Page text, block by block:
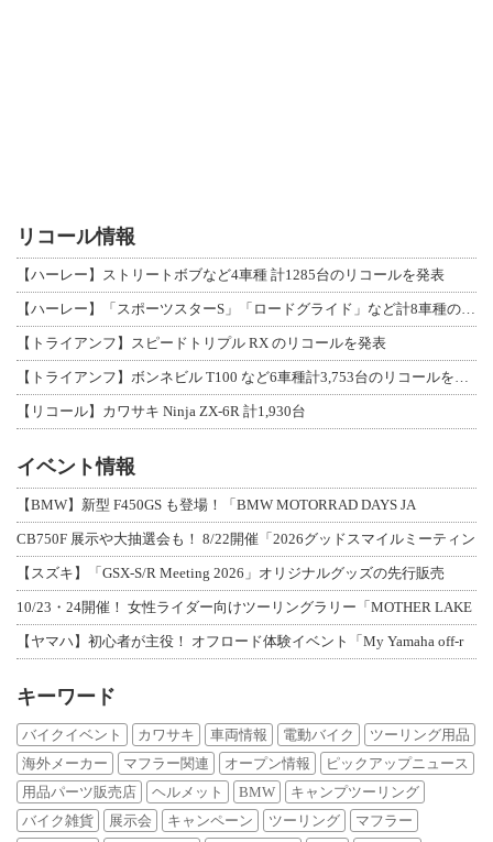
リコール情報
【ハーレー】ストリートボブなど4車種 計1285台のリコールを発表
【ハーレー】「スポーツスターS」「ロードグライド」など計8車種のリコールを発表
【トライアンフ】スピードトリプル RX のリコールを発表
【トライアンフ】ボンネビル T100 など6車種計3,753台のリコールを発表
【リコール】カワサキ Ninja ZX-6R 計1,930台
イベント情報
【BMW】新型 F450GS も登場！「BMW MOTORRAD DAYS JA
CB750F 展示や大抽選会も！ 8/22開催「2026グッドスマイルミーティン
【スズキ】「GSX-S/R Meeting 2026」オリジナルグッズの先行販売
10/23・24開催！ 女性ライダー向けツーリングラリー「MOTHER LAKE
【ヤマハ】初心者が主役！ オフロード体験イベント「My Yamaha off-r
キーワード
バイクイベント カワサキ 車両情報 電動バイク
ツーリング用品
海外メーカー
マフラー関連 オープン情報
ピックアップニュース
用品パーツ販売店
ヘルメット BMW
キャンプツーリング
バイク雑貨
展示会 キャンペーン ツーリング
マフラー